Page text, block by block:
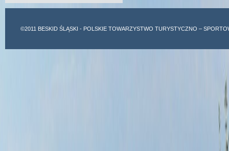
©2011 BESKID ŚLĄSKI - POLSKIE TOWARZYSTWO TURYSTYCZNO –